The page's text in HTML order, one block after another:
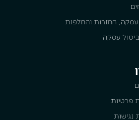
עסקה, החזרות והחלפות
עסקה
פרטיות
נגישות